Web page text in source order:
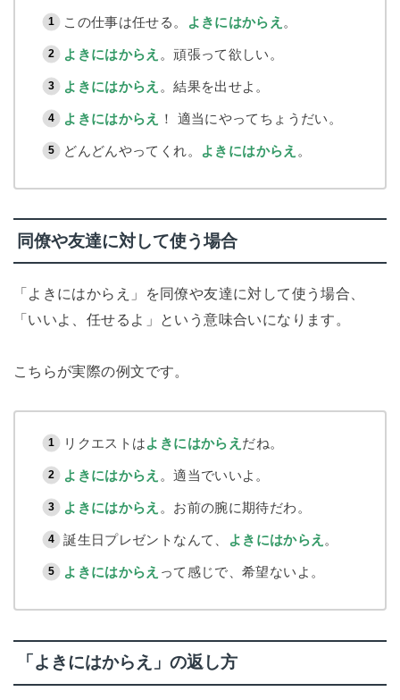
この仕事は任せる。 よきにはからえ 。
よきにはからえ 。頑張って欲しい。
よきにはからえ 。結果を出せよ。
よきにはからえ ！ 適当にやってちょうだい。
どんどんやってくれ。 よきにはからえ 。
同僚や友達に対して使う場合
「よきにはからえ」を同僚や友達に対して使う場合、
「いいよ、任せるよ」という意味合いになります。
こちらが実際の例文です。
リクエストはよきにはからえ だね。
よきにはからえ 。適当でいいよ。
よきにはからえ 。お前の腕に期待だわ。
誕生日プレゼントなんて、 よきにはからえ 。
よきにはからえ って感じで、希望ないよ。
「よきにはからえ」の返し方